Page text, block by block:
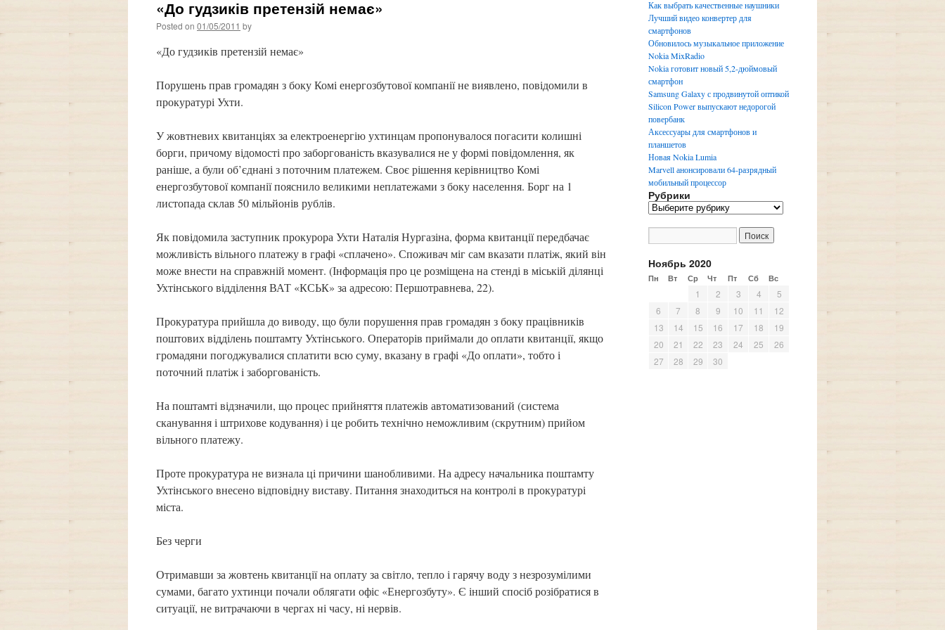
«До гудзиків претензій немає»
Posted on 01/05/2011 by
«До гудзиків претензій немає»
Порушень прав громадян з боку Комі енергозбутової компанії не виявлено, повідомили в
прокуратурі Ухти.
У жовтневих квитанціях за електроенергію ухтинцам пропонувалося погасити колишні
борги, причому відомості про заборгованість вказувалися не у формі повідомлення, як
раніше, а були об’єднані з поточним платежем. Своє рішення керівництво Комі
енергозбутової компанії пояснило великими неплатежами з боку населення. Борг на 1
листопада склав 50 мільйонів рублів.
Як повідомила заступник прокурора Ухти Наталія Нургазіна, форма квитанції передбачає
можливість вільного платежу в графі «сплачено». Споживач міг сам вказати платіж, який він
може внести на справжній момент. (Інформація про це розміщена на стенді в міській ділянці
Ухтінського відділення ВАТ «КСЬК» за адресою: Першотравнева, 22).
Прокуратура прийшла до виводу, що були порушення прав громадян з боку працівників
поштових відділень поштамту Ухтінського. Операторів приймали до оплати квитанції, якщо
громадяни погоджувалися сплатити всю суму, вказану в графі «До оплати», тобто і
поточний платіж і заборгованість.
На поштамті відзначили, що процес прийняття платежів автоматизований (система
сканування і штрихове кодування) і це робить технічно неможливим (скрутним) прийом
вільного платежу.
Проте прокуратура не визнала ці причини шанобливими. На адресу начальника поштамту
Ухтінського внесено відповідну виставу. Питання знаходиться на контролі в прокуратурі
міста.
Без черги
Отримавши за жовтень квитанції на оплату за світло, тепло і гарячу воду з незрозумілими
сумами, багато ухтинци почали облягати офіс «Енергозбуту». Є інший спосіб розібратися в
ситуації, не витрачаючи в чергах ні часу, ні нервів.
Как выбрать качественные наушники
Лучший видео конвертер для
смартфонов
Обновилось музыкальное приложение
Nokia MixRadio
Nokia готовит новый 5,2-дюймовый
смартфон
Samsung Galaxy с продвинутой оптикой
Silicon Power выпускают недорогой
повербанк
Аксессуары для смартфонов и
планшетов
Новая Nokia Lumia
Marvell анонсировали 64-разрядный
мобильный процессор
Рубрики
Р
р
и
к
и
Ноябрь 2020
Пн Вт Ср Чт Пт Сб Вс
1 2 3 4
5
6
7 8 9 10 11
12
13
14 15 16 17 18
19
20
21 22 23 24 25
26
27
28 29 30